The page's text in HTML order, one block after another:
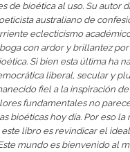
de bioética al uso. Su autor
australiano de
eclecticismo
con ardor y brillantez
Si bien esta última ha
liberal, secular y
fiel a la inspiración
fundamentales no
bioéticas hoy día. Por eso la
libro es revindicar el
mundo es bienvenido al